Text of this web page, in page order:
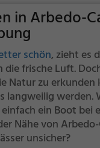
in Arbedo-
schön, zieht es
die frische Luft.
Natur zu erkunden
langweilig werden.
ein Boot bei
Nähe von
unsicher?